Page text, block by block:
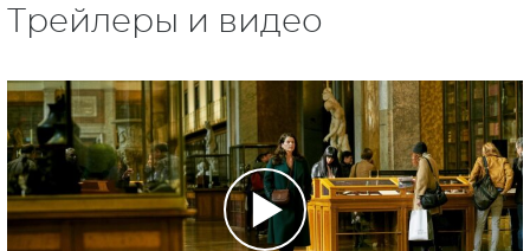
Трейлеры и видео